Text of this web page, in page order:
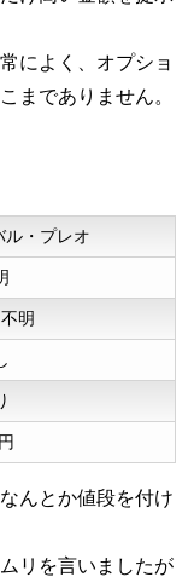
によく、オプショ
までありません。
ル・プレオ
明
んとか値段を付け
リを言いましたが